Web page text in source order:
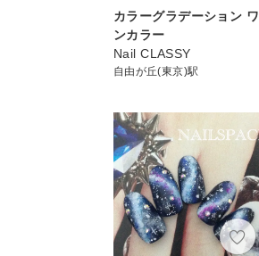
カラーグラデーション ワ
ンカラー
Nail CLASSY
自由が丘(東京)駅